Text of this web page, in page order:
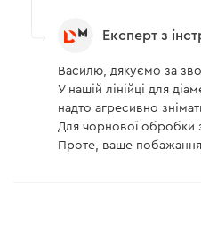
Експерт з
Василю, дякуємо за
У нашій лінійці для
надто агресивно
Для чорнової обробки
Проте, ваше